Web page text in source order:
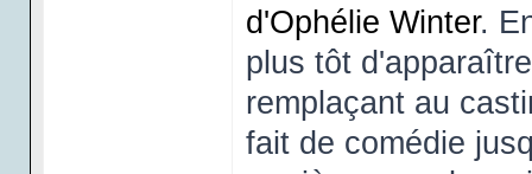
d'Ophélie Winter.
plus tôt
remplaçant au
fait de comédie